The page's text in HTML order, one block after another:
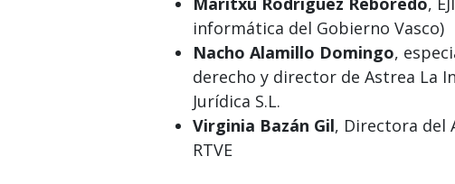
informática del Gobierno Vasco)
Nacho Alamillo Domingo,
derecho y director de Astrea La
Jurídica S.L.
Virginia Bazán Gil, Directora del
RTVE